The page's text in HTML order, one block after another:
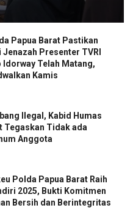
Papua Barat Pastikan
Presenter TVRI
Idorway Telah Matang,
Kamis
Ilegal, Kabid Humas
Tegaskan Tidak ada
Anggota
Polda Papua Barat Raih
2025, Bukti Komitmen
Bersih dan Berintegritas